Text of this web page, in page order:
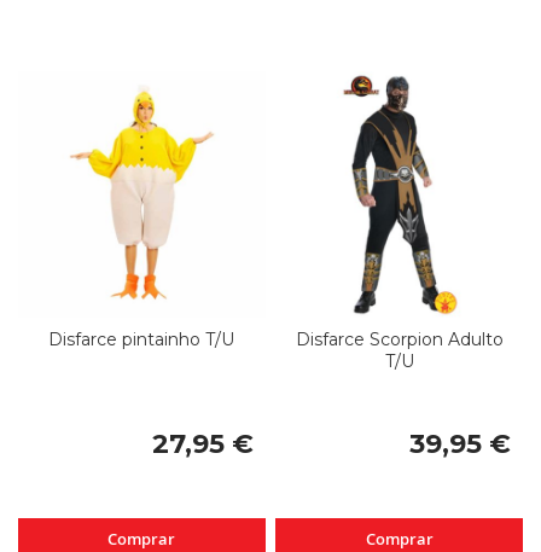
Disfarce pintainho T/U
27,95 €
Comprar
Disfarce Scorpion Adulto
T/U
39,95 €
Comprar